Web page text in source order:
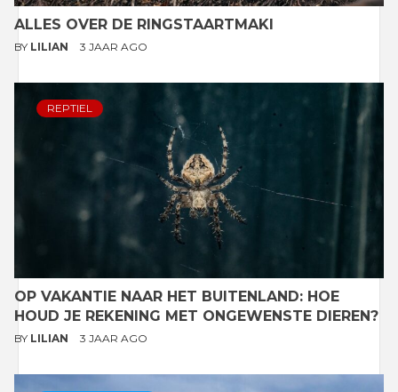
ALLES OVER DE RINGSTAARTMAKI
BY LILIAN 3 JAAR AGO
REPTIEL
OP VAKANTIE NAAR HET BUITENLAND: HOE
HOUD JE REKENING MET ONGEWENSTE DIEREN?
BY LILIAN 3 JAAR AGO